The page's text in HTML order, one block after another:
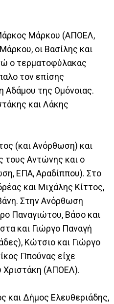
Μάρκου (ΑΠΟΕΛ,
οι Βασίλης και
ο τερματοφύλακας
τον επίσης
Αδάμου της Ομόνοιας.
και Λάκης
(και Ανόρθωση) και
τους Αντώνης και ο
ΕΠΑ, Αραδίππου). Στο
και Μιχάλης Κίττος,
Στην Ανόρθωση
Παναγιώτου, Βάσο και
και Γιώργο Παναγή
Κώτσιο και Γιώργο
Ππούνας είχε
Χριστάκη (ΑΠΟΕΛ).
και Δήμος Ελευθεριάδης,